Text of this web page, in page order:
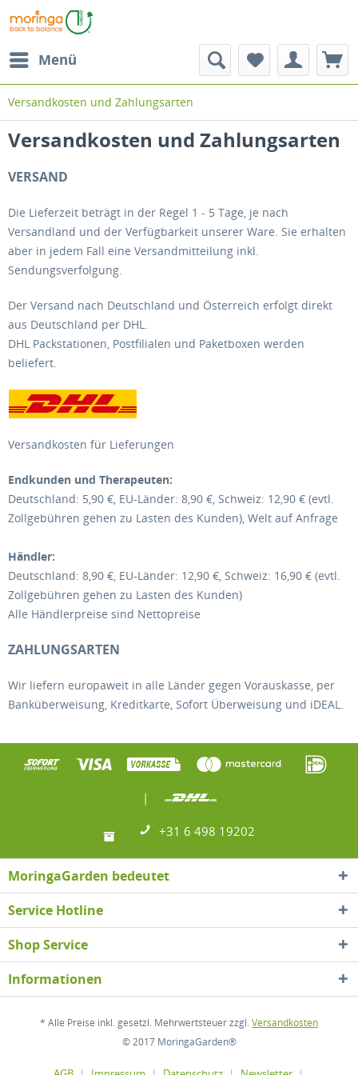
Menü
Versandkosten und Zahlungsarten
Versandkosten und Zahlungsarten
VERSAND
Die Lieferzeit beträgt in der Regel 1 - 5 Tage, je nach
Versandland und der Verfügbarkeit unserer Ware. Sie erhalten
aber in jedem Fall eine Versandmitteilung inkl.
Sendungsverfolgung.
Der Versand nach Deutschland und Österreich erfolgt direkt
aus Deutschland per DHL.
DHL Packstationen, Postfilialen und Paketboxen werden
beliefert.
Versandkosten für Lieferungen
Endkunden und Therapeuten:
Deutschland: 5,90 €, EU-Länder: 8,90 €, Schweiz: 12,90 € (evtl.
Zollgebühren gehen zu Lasten des Kunden), Welt auf Anfrage
Händler:
Deutschland: 8,90 €, EU-Länder: 12,90 €, Schweiz: 16,90 € (evtl.
Zollgebühren gehen zu Lasten des Kunden)
Alle Händlerpreise sind Nettopreise
ZAHLUNGSARTEN
Wir liefern europaweit in alle Länder gegen Vorauskasse, per
Banküberweisung, Kreditkarte, Sofort Überweisung und iDEAL.
|
+31 6 498 19202
MoringaGarden bedeutet
Service Hotline
Shop Service
Informationen
* Alle Preise inkl. gesetzl. Mehrwertsteuer zzgl.Versandkosten
© 2017 MoringaGarden®